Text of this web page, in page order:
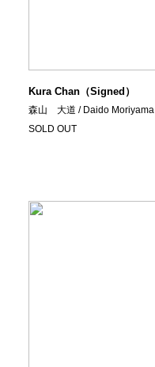
Kura Chan（Signed）
森山 大道 / Daido Moriyama
SOLD OUT